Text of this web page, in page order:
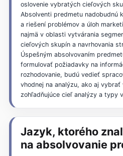
oslovenie vybratých cieľových
Absolventi predmetu nadobudnú
a riešení problémov a úloh
najmä v oblasti vytvárania
cieľových skupín a navrhovania
Úspešným absolvovaním
formulovať požiadavky na
rozhodovanie, budú vedieť
vhodnej na analýzu, ako aj
zohľadňujúce cieľ analýzy a typy
Jazyk, ktorého
na absolvovanie